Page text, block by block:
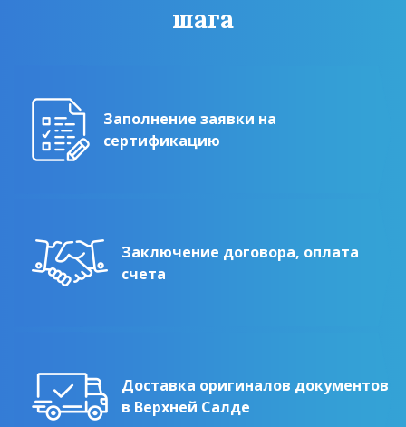
шага
Заполнение заявки на
сертификацию
Заключение договора, оплата
счета
Доставка оригиналов документов
в Верхней Салде